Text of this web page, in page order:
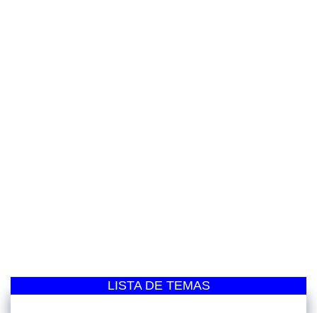
LISTA DE TEMAS